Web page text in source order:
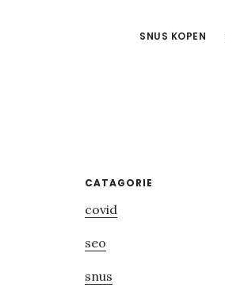
SNUS KOPEN
Primary
Sidebar
CATAGORIE
covid
seo
snus